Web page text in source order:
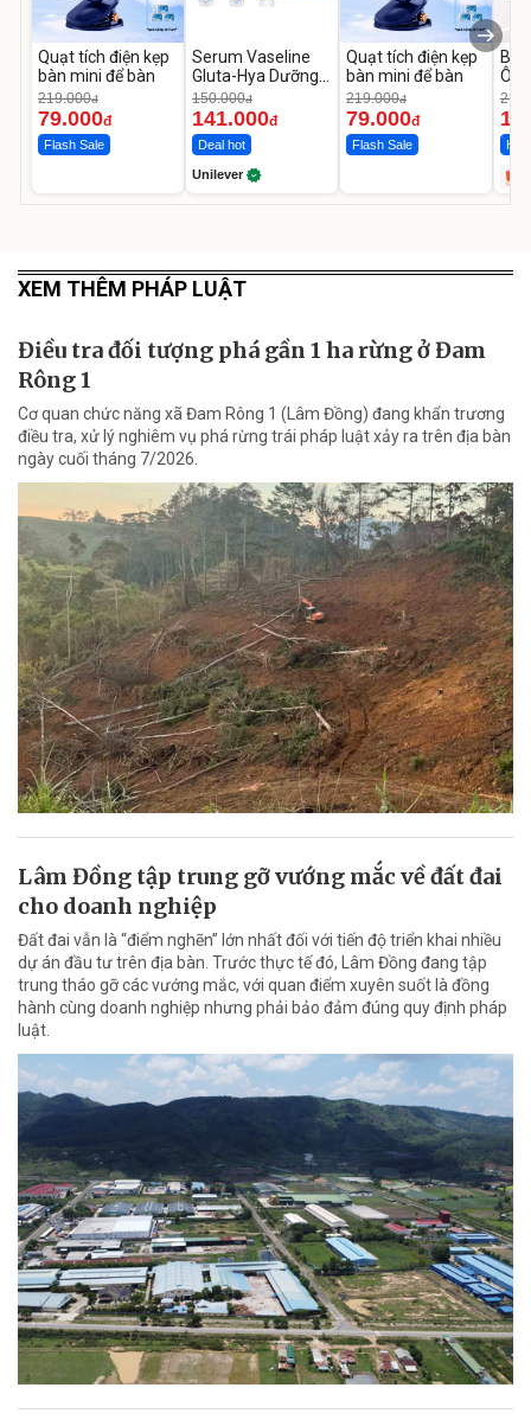
Quạt tích điện kẹp
bàn mini để bàn
219.000đ
79.000đ
Flash Sale
Serum Vaseline
Gluta-Hya Dưỡng
Da Sáng Mịn Sau 7
Ngày
150.000đ
141.000đ
Deal hot
Unilever
Quạt tích điện kẹp
bàn mini để bàn
219.000đ
79.000đ
Flash Sale
Ô
Hot
XEM THÊM PHÁP LUẬT
Điều tra đối tượng phá gần 1 ha rừng ở Đam
Rông 1
Cơ quan chức năng xã Đam Rông 1 (Lâm Đồng) đang khẩn trương
điều tra, xử lý nghiêm vụ phá rừng trái pháp luật xảy ra trên địa bàn
ngày cuối tháng 7/2026.
Lâm Đồng tập trung gỡ vướng mắc về đất đai
cho doanh nghiệp
Đất đai vẫn là “điểm nghẽn” lớn nhất đối với tiến độ triển khai nhiều
dự án đầu tư trên địa bàn. Trước thực tế đó, Lâm Đồng đang tập
trung tháo gỡ các vướng mắc, với quan điểm xuyên suốt là đồng
hành cùng doanh nghiệp nhưng phải bảo đảm đúng quy định pháp
luật.